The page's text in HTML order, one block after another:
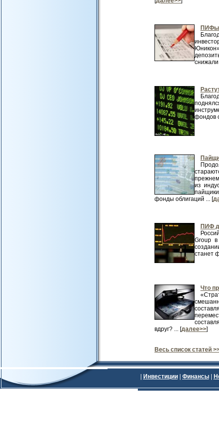
ПИФы
снижали
фондов
из
фонды облигаций ... [
ПИФ
Group в
станет
Что
вдруг? ... [далее>>]
Весь список статей
Инвестиции| Финансы|